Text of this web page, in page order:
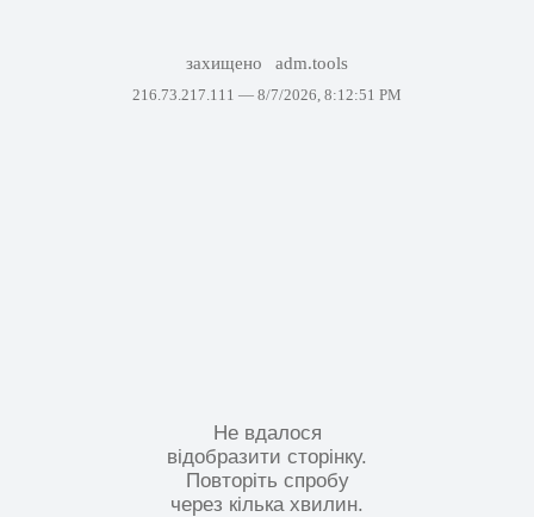
захищено adm.tools
216.73.217.111 — 8/7/2026, 8:12:51 PM
Не вдалося
відобразити сторінку.
Повторіть спробу
через кілька хвилин.